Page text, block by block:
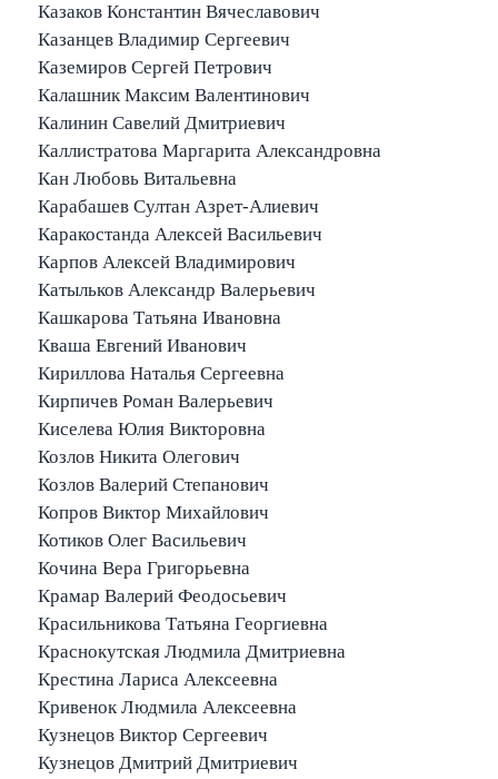
Казаков Константин Вячеславович
Казанцев Владимир Сергеевич
Каземиров Сергей Петрович
Калашник Максим Валентинович
Калинин Савелий Дмитриевич
Каллистратова Маргарита Александровна
Кан Любовь Витальевна
Карабашев Султан Азрет-Алиевич
Каракостанда Алексей Васильевич
Карпов Алексей Владимирович
Катыльков Александр Валерьевич
Кашкарова Татьяна Ивановна
Кваша Евгений Иванович
Кириллова Наталья Сергеевна
Кирпичев Роман Валерьевич
Киселева Юлия Викторовна
Козлов Никита Олегович
Козлов Валерий Степанович
Копров Виктор Михайлович
Котиков Олег Васильевич
Кочина Вера Григорьевна
Крамар Валерий Феодосьевич
Красильникова Татьяна Георгиевна
Краснокутская Людмила Дмитриевна
Крестина Лариса Алексеевна
Кривенок Людмила Алексеевна
Кузнецов Виктор Сергеевич
Кузнецов Дмитрий Дмитриевич